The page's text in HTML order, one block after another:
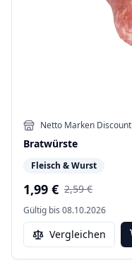
Netto Marken Discount
Bratwürste
Fleisch & Wurst
1,99 € 2,59 €
Gültig bis 08.10.2026
Vergleichen